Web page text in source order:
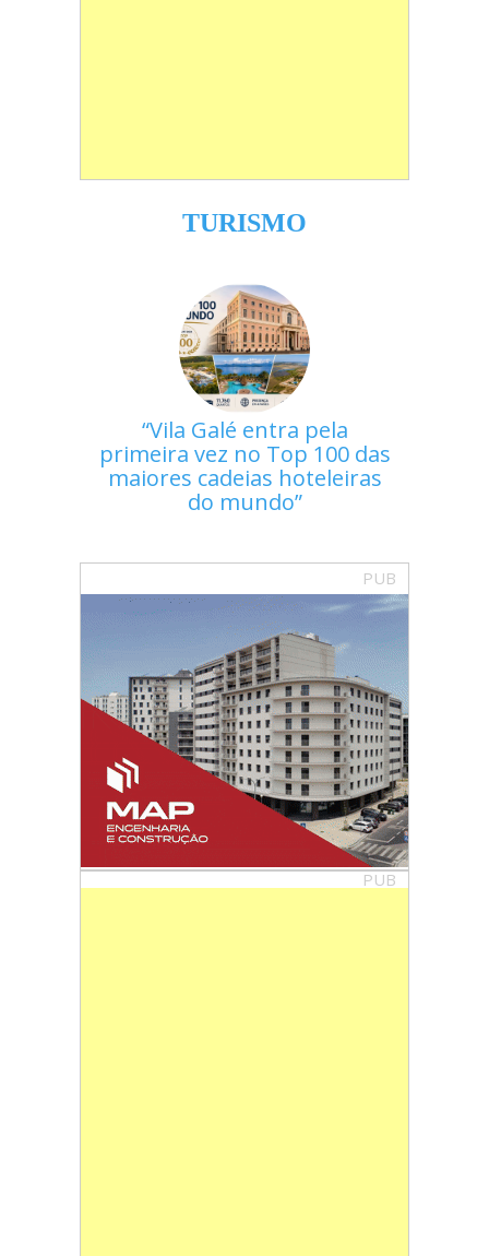
TURISMO
Vila Galé entra pela
primeira vez no Top 100 das
maiores cadeias hoteleiras
do mundo
PUB
PUB